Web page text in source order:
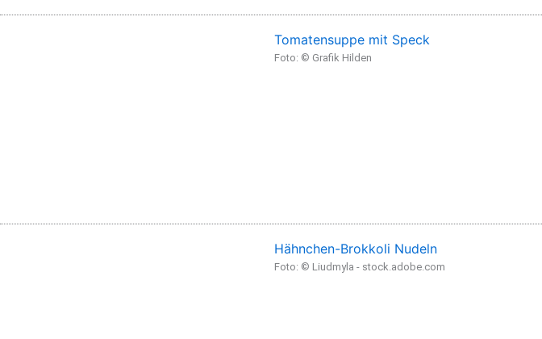
Tomatensuppe mit Speck
Foto: © Grafik Hilden
Hähnchen-Brokkoli Nudeln
Foto: © Liudmyla - stock.adobe.com